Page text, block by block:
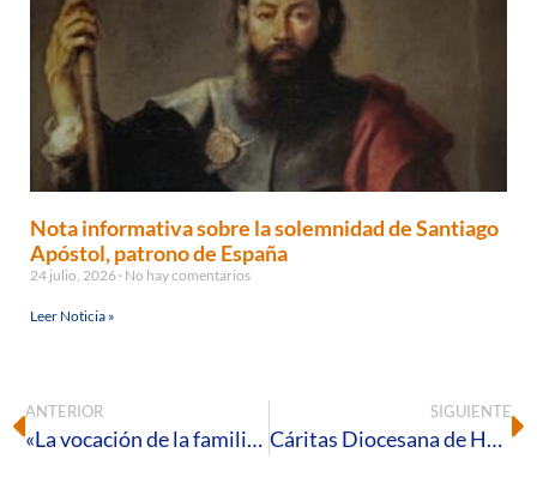
Nota informativa sobre la solemnidad de Santiago
Apóstol, patrono de España
24 julio, 2026 No hay comentarios
Leer Noticia »
ANTERIOR
«La vocación de la familia», tercer video del Papa para el Año de la Familia Amoris Laetitia
SIGUIENTE
Cáritas Diocesana de Huelva presenta su Memoria 2020, un año en el que la caridad nunca cerró